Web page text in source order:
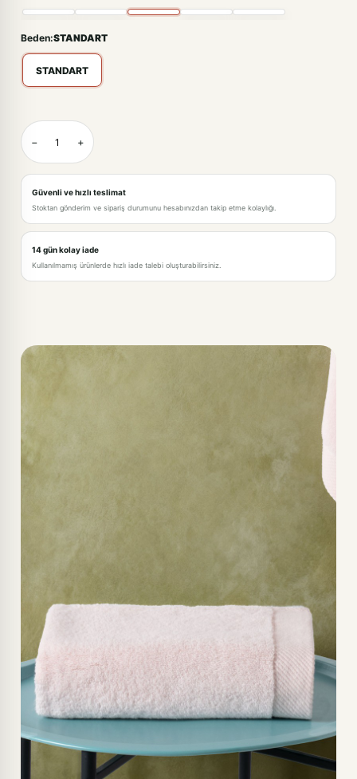
Beden:STANDART
STANDART
BEYAZ-STANDART
GRİ-STANDART
KREM-STANDART
− +
Güvenli ve hızlı teslimat
Stoktan gönderim ve sipariş durumunu hesabınızdan takip etme kolaylığı.
14 gün kolay iade
Kullanılmamış ürünlerde hızlı iade talebi oluşturabilirsiniz.